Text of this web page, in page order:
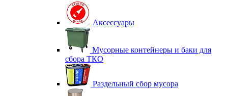
Аксессуары
Мусорные контейнеры и баки для
сбора ТКО
Раздельный сбор мусора